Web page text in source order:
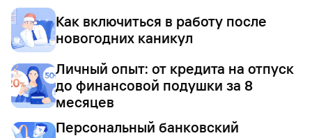
Как включиться в работу после
новогодних каникул
Личный опыт: от кредита на отпуск
до финансовой подушки за 8
месяцев
Персональный банковский